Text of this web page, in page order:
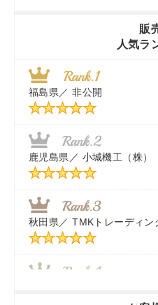
近江商事合同会社
千葉県／ 株式会社テクノ・
福岡県／株式会社カドワキ
東京都／
秋田県／ TMKトレーディン
販
人気ラ
福島県／ 非公開
鹿児島県／ 小城機工（株）
秋田県／ TMKトレーディン